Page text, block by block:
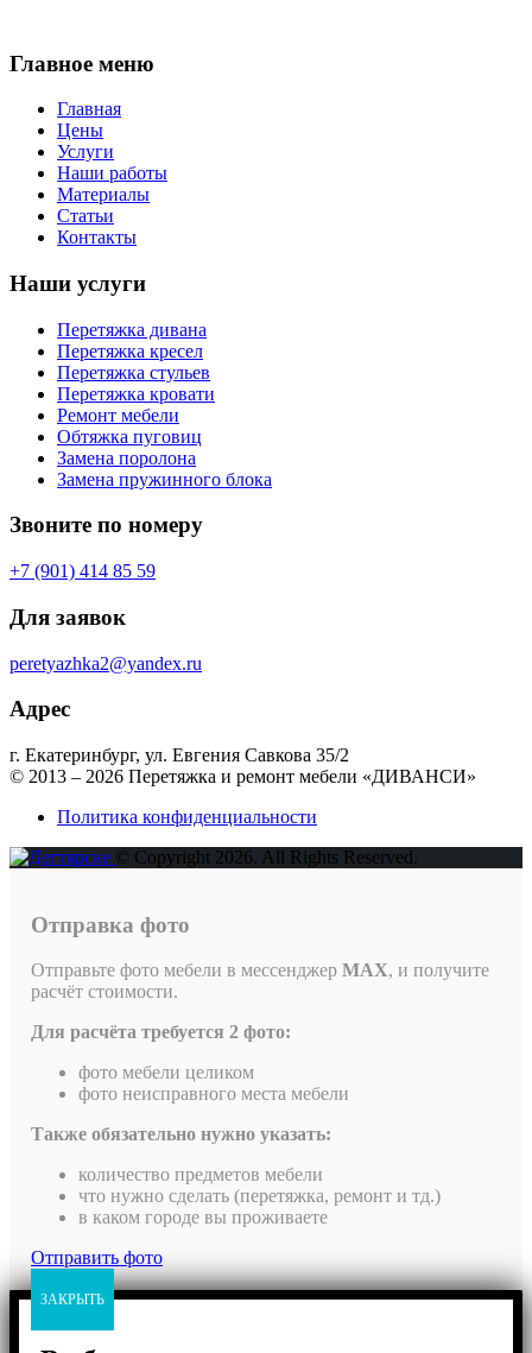
Главное меню
Главная
Цены
Услуги
Наши работы
Материалы
Статьи
Контакты
Наши услуги
Перетяжка дивана
Перетяжка кресел
Перетяжка стульев
Перетяжка кровати
Ремонт мебели
Обтяжка пуговиц
Замена поролона
Замена пружинного блока
Звоните по номеру
+7 (901) 414 85 59
Для заявок
peretyazhka2@yandex.ru
Адрес
г. Екатеринбург, ул. Евгения Савкова 35/2
© 2013 – 2026 Перетяжка и ремонт мебели «ДИВАНСИ»
Политика конфиденциальности
© Copyright 2026. All Rights Reserved.
Отправка фото
Отправьте фото мебели в мессенджер MAX, и получите
расчёт стоимости.
Для расчёта требуется 2 фото:
фото мебели целиком
фото неисправного места мебели
Также обязательно нужно указать:
количество предметов мебели
что нужно сделать (перетяжка, ремонт и тд.)
в каком городе вы проживаете
Отправить фото
ЗАКРЫТЬ